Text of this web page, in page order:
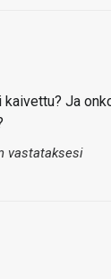
Ja
vastataksesi